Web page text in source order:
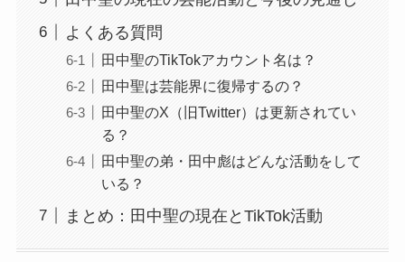
よくある質問
田中聖のTikTokアカウント名は？
田中聖は芸能界に復帰するの？
田中聖のX（旧Twitter）は更新されてい
る？
田中聖の弟・田中彪はどんな活動をして
いる？
まとめ：田中聖の現在とTikTok活動